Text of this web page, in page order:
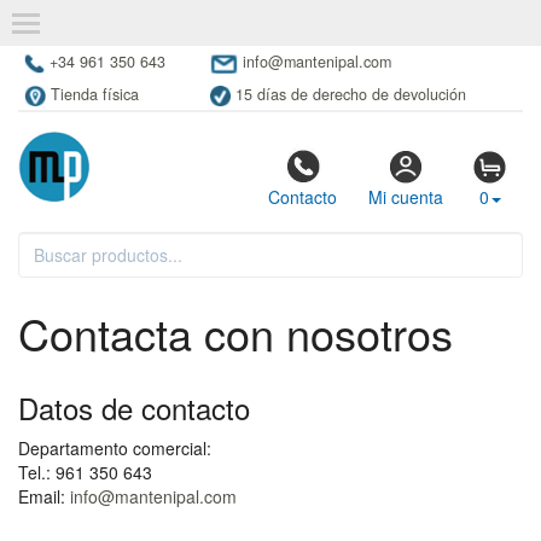
+34 961 350 643
info@mantenipal.com
Tienda física
15 días de derecho de devolución
Contacto Mi cuenta 0
Contacta con nosotros
Datos de contacto
Departamento comercial:
Tel.: 961 350 643
Email: info@mantenipal.com